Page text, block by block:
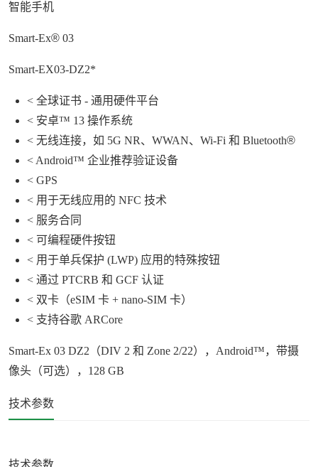
智能手机
Smart-Ex® 03
Smart-EX03-DZ2*
< 全球证书 - 通用硬件平台
< 安卓™ 13 操作系统
< 无线连接，如 5G NR、 WWAN、 Wi-Fi 和 Bluetooth®
< Android™ 企业推荐验证设备
< GPS
< 用于无线应用的 NFC 技术
< 服务合同
< 可编程硬件按钮
< 用于单兵保护 (LWP) 应用的特殊按钮
< 通过 PTCRB 和 GCF 认证
< 双卡（eSIM 卡 + nano-SIM 卡）
< 支持谷歌 ARCore
Smart-Ex 03 DZ2 （DIV 2 和 Zone 2/22）， Android™，带摄
像头（可选）， 128 GB
技术参数
技术参数